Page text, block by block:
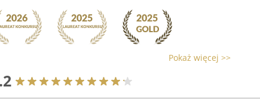
Pokaż więcej >>